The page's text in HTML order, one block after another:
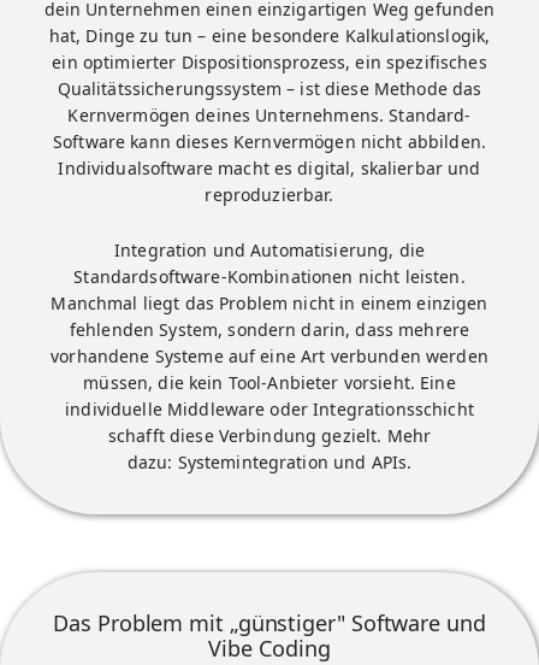
dein Unternehmen einen einzigartigen Weg gefunden
hat, Dinge zu tun – eine besondere Kalkulationslogik,
ein optimierter Dispositionsprozess, ein spezifisches
Qualitätssicherungssystem – ist diese Methode das
Kernvermögen deines Unternehmens. Standard-
Software kann dieses Kernvermögen nicht abbilden.
Individualsoftware macht es digital, skalierbar und
reproduzierbar.
Integration und Automatisierung, die
Standardsoftware-Kombinationen nicht leisten.
Manchmal liegt das Problem nicht in einem einzigen
fehlenden System, sondern darin, dass mehrere
vorhandene Systeme auf eine Art verbunden werden
müssen, die kein Tool-Anbieter vorsieht. Eine
individuelle Middleware oder Integrationsschicht
schafft diese Verbindung gezielt. Mehr
dazu: Systemintegration und APIs.
Das Problem mit „günstiger" Software und
Vibe Coding